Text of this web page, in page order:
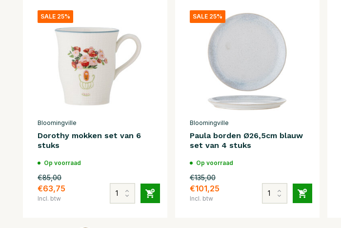
SALE 25%
Bloomingville
Dorothy mokken set van 6
stuks
Op voorraad
€85,00
€63,75
Incl. btw
SALE 25%
Bloomingville
Paula borden Ø26,5cm blauw
set van 4 stuks
Op voorraad
€135,00
€101,25
Incl. btw